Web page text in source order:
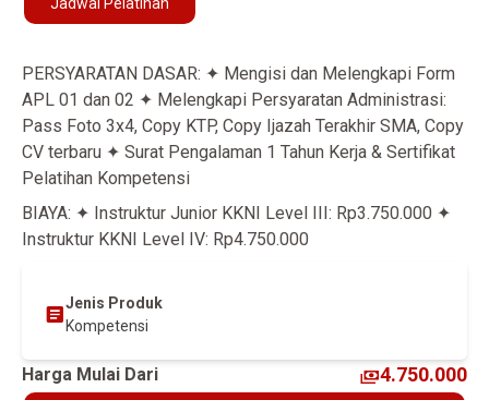
PERSYARATAN DASAR: ✦ Mengisi dan Melengkapi Form
APL 01 dan 02 ✦ Melengkapi Persyaratan Administrasi:
Pass Foto 3x4, Copy KTP, Copy Ijazah Terakhir SMA, Copy
CV terbaru ✦ Surat Pengalaman 1 Tahun Kerja & Sertifikat
Pelatihan Kompetensi
BIAYA: ✦ Instruktur Junior KKNI Level III: Rp3.750.000 ✦
Instruktur KKNI Level IV: Rp4.750.000
Jenis Produk
Kompetensi
Harga Mulai Dari 4.750.000